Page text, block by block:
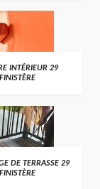
INTÉRIEUR 29
FINISTÈRE
DE TERRASSE 29
FINISTÈRE